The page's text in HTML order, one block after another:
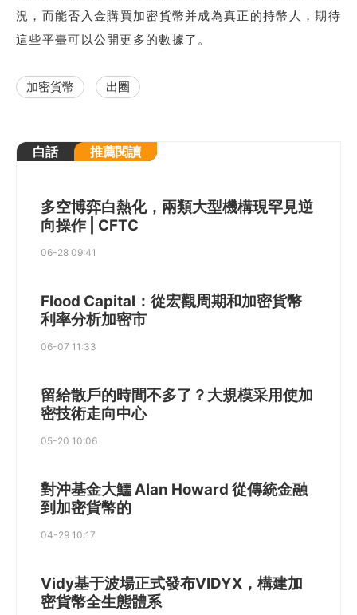
況，而能否入金購買加密貨幣并成為真正的持幣人，期待
這些平臺可以公開更多的數據了。
加密貨幣 出圈
白話 推薦閱讀
多空博弈白熱化，兩類大型機構現罕見逆
向操作 | CFTC
06-28 09:41
Flood Capital：從宏觀周期和加密貨幣
利率分析加密市
06-07 11:33
留給散戶的時間不多了？大規模采用使加
密技術走向中心
05-20 10:06
對沖基金大鱷 Alan Howard 從傳統金融
到加密貨幣的
04-29 10:17
Vidy基于波場正式發布VIDYX，構建加
密貨幣全生態體系